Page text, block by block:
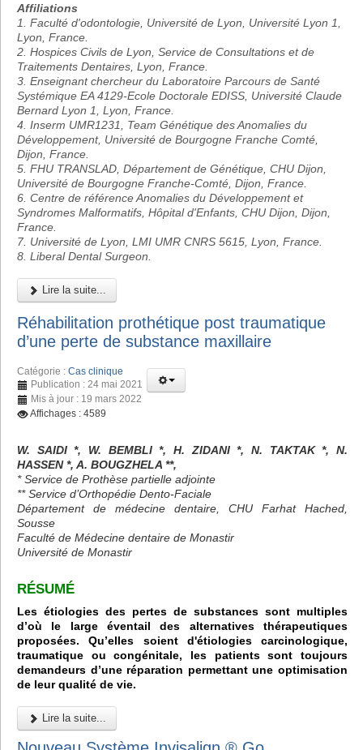
Affiliations
1. Faculté d'odontologie, Université de Lyon, Université Lyon 1,
Lyon, France.
2. Hospices Civils de Lyon, Service de Consultations et de
Traitements Dentaires, Lyon, France.
3. Enseignant chercheur du Laboratoire Parcours de Santé
Systémique EA 4129-Ecole Doctorale EDISS, Université Claude
Bernard Lyon 1, Lyon, France.
4. Inserm UMR1231, Team Génétique des Anomalies du
Développement, Université de Bourgogne Franche Comté,
Dijon, France.
5. FHU TRANSLAD, Département de Génétique, CHU Dijon,
Université de Bourgogne Franche-Comté, Dijon, France.
6. Centre de référence Anomalies du Développement et
Syndromes Malformatifs, Hôpital d'Enfants, CHU Dijon, Dijon,
France.
7. Université de Lyon, LMI UMR CNRS 5615, Lyon, France.
8. Liberal Dental Surgeon.
Lire la suite...
Réhabilitation prothétique post traumatique
d’une perte de substance maxillaire
Catégorie : Cas clinique
Publication : 24 mai 2021
Mis à jour : 19 mars 2022
Affichages : 4589
W. SAIDI *, W. BEMBLI *, H. ZIDANI *, N. TAKTAK *, N.
HASSEN *, A. BOUGZHELA **,
* Service de Prothèse partielle adjointe
** Service d’Orthopédie Dento-Faciale
Département de médecine dentaire, CHU Farhat Hached,
Sousse
Faculté de Médecine dentaire de Monastir
Université de Monastir
RÉSUMÉ
Les étiologies des pertes de substances sont multiples
d’où le large éventail des alternatives thérapeutiques
proposées. Qu’elles soient d'étiologies carcinologique,
traumatique ou congénitale, les patients sont toujours
demandeurs d’une réparation permettant une optimisation
de leur qualité de vie.
Lire la suite...